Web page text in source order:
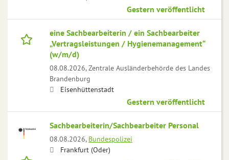
Gestern veröffentlicht
eine Sachbearbeiterin / ein Sachbearbeiter
„Vertragsleistungen / Hygienemanagement“
(w/m/d)
08.08.2026,Zentrale Ausländerbehörde des Landes
Brandenburg
Eisenhüttenstadt
Gestern veröffentlicht
Sachbearbeiterin/Sachbearbeiter Personal
08.08.2026, Bundespolizei
Frankfurt (Oder)